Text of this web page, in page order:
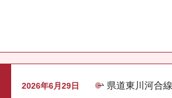
2026年6月29日 県道東川河合